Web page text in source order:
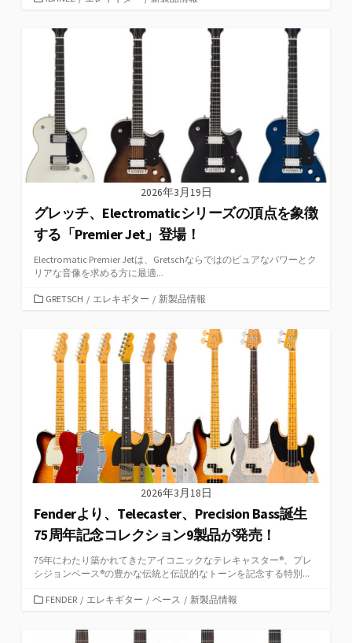
2026年3月19日
グレッチ、Electromaticシリーズの頂点を象徴
する「Premier Jet」登場！
Electromatic Premier Jetは、Gretschならではのピュアなパワーとク
リアな音像を求める方に最適...
カGRETSCH / エレキギター / 新製品情報
2026年3月18日
Fenderより、Telecaster、Precision Bass誕生
75周年記念コレクション9製品が発売！
75年にわたり築かれてきたアイコニックなテレキャスター®、プレ
シジョンベース®の豊かな伝統と伝説的なトーンを記念する特別...
カFENDER / エレキギター / ベース / 新製品情報